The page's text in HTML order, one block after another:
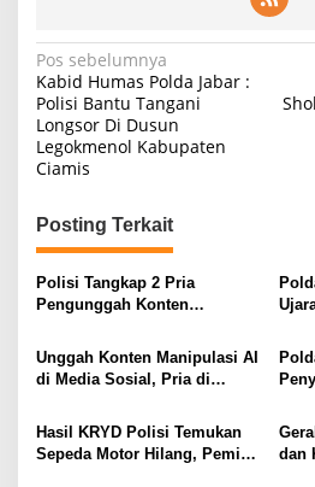
Navigasi
pos
Pos sebelumnya
Kabid Humas Polda Jabar :
Polisi Bantu Tangani
Longsor Di Dusun
Legokmenol Kabupaten
Ciamis
Posting Terkait
Polisi Tangkap 2 Pria
Pengunggah Konten
Palsu Soal Pemerintah di
Threads
dan
Unggah Konten Manipulasi AI
di Media Sosial, Pria di
Penjara
Hasil KRYD Polisi Temukan
Sepeda Motor Hilang, Pemilik
dan